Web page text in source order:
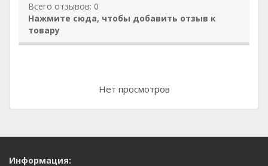
Всего отзывов: 0
Нажмите сюда, чтобы добавить отзыв к
товару
Нет просмотров
Информация: